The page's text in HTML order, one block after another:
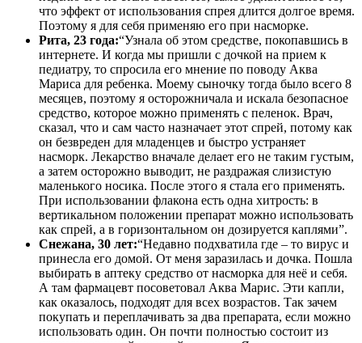
что эффект от использования спрея длится долгое время.
Поэтому я для себя применяю его при насморке.
Рита, 23 года:“Узнала об этом средстве, покопавшись в
интернете. И когда мы пришли с дочкой на прием к
педиатру, то спросила его мнение по поводу Аква
Мариса для ребенка. Моему сыночку тогда было всего 8
месяцев, поэтому я осторожничала и искала безопасное
средство, которое можно применять с пеленок. Врач,
сказал, что и сам часто назначает этот спрей, потому как
он безвреден для младенцев и быстро устраняет
насморк. Лекарство вначале делает его не таким густым,
а затем осторожно выводит, не раздражая слизистую
маленького носика. После этого я стала его применять.
При использовании флакона есть одна хитрость: в
вертикальном положении препарат можно использовать
как спрей, а в горизонтальном он дозируется каплями”.
Снежана, 30 лет:“Недавно подхватила где – то вирус и
принесла его домой. От меня заразилась и дочка. Пошла
выбирать в аптеку средство от насморка для неё и себя.
А там фармацевт посоветовал Аква Марис. Эти капли,
как оказалось, подходят для всех возрастов. Так зачем
покупать и переплачивать за два препарата, если можно
использовать один. Он почти полностью состоит из